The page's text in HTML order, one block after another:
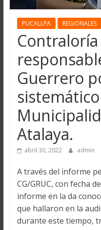
PUCALLPA REGIONALES
Guerrero
Atalaya.
abril 30, 2022 admin
A través del informe
CG/GRUC, con fecha
informe en la da
que hallaron en la
durante este tiempo,